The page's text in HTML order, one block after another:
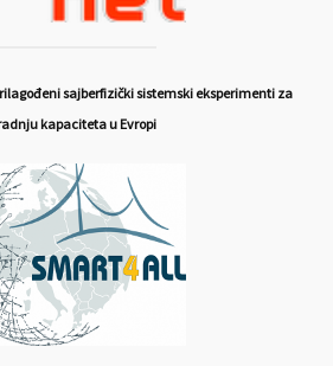
sajberfizički sistemski eksperimenti za
kapaciteta u Evropi